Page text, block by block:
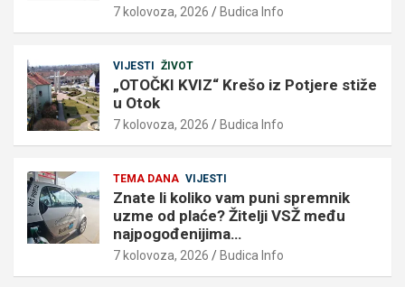
7 kolovoza, 2026 Budica Info
VIJESTI ŽIVOT
„OTOČKI KVIZ“ Krešo iz Potjere stiže
u Otok
7 kolovoza, 2026 Budica Info
TEMA DANA VIJESTI
Znate li koliko vam puni spremnik
uzme od plaće? Žitelji VSŽ među
najpogođenijima…
7 kolovoza, 2026 Budica Info